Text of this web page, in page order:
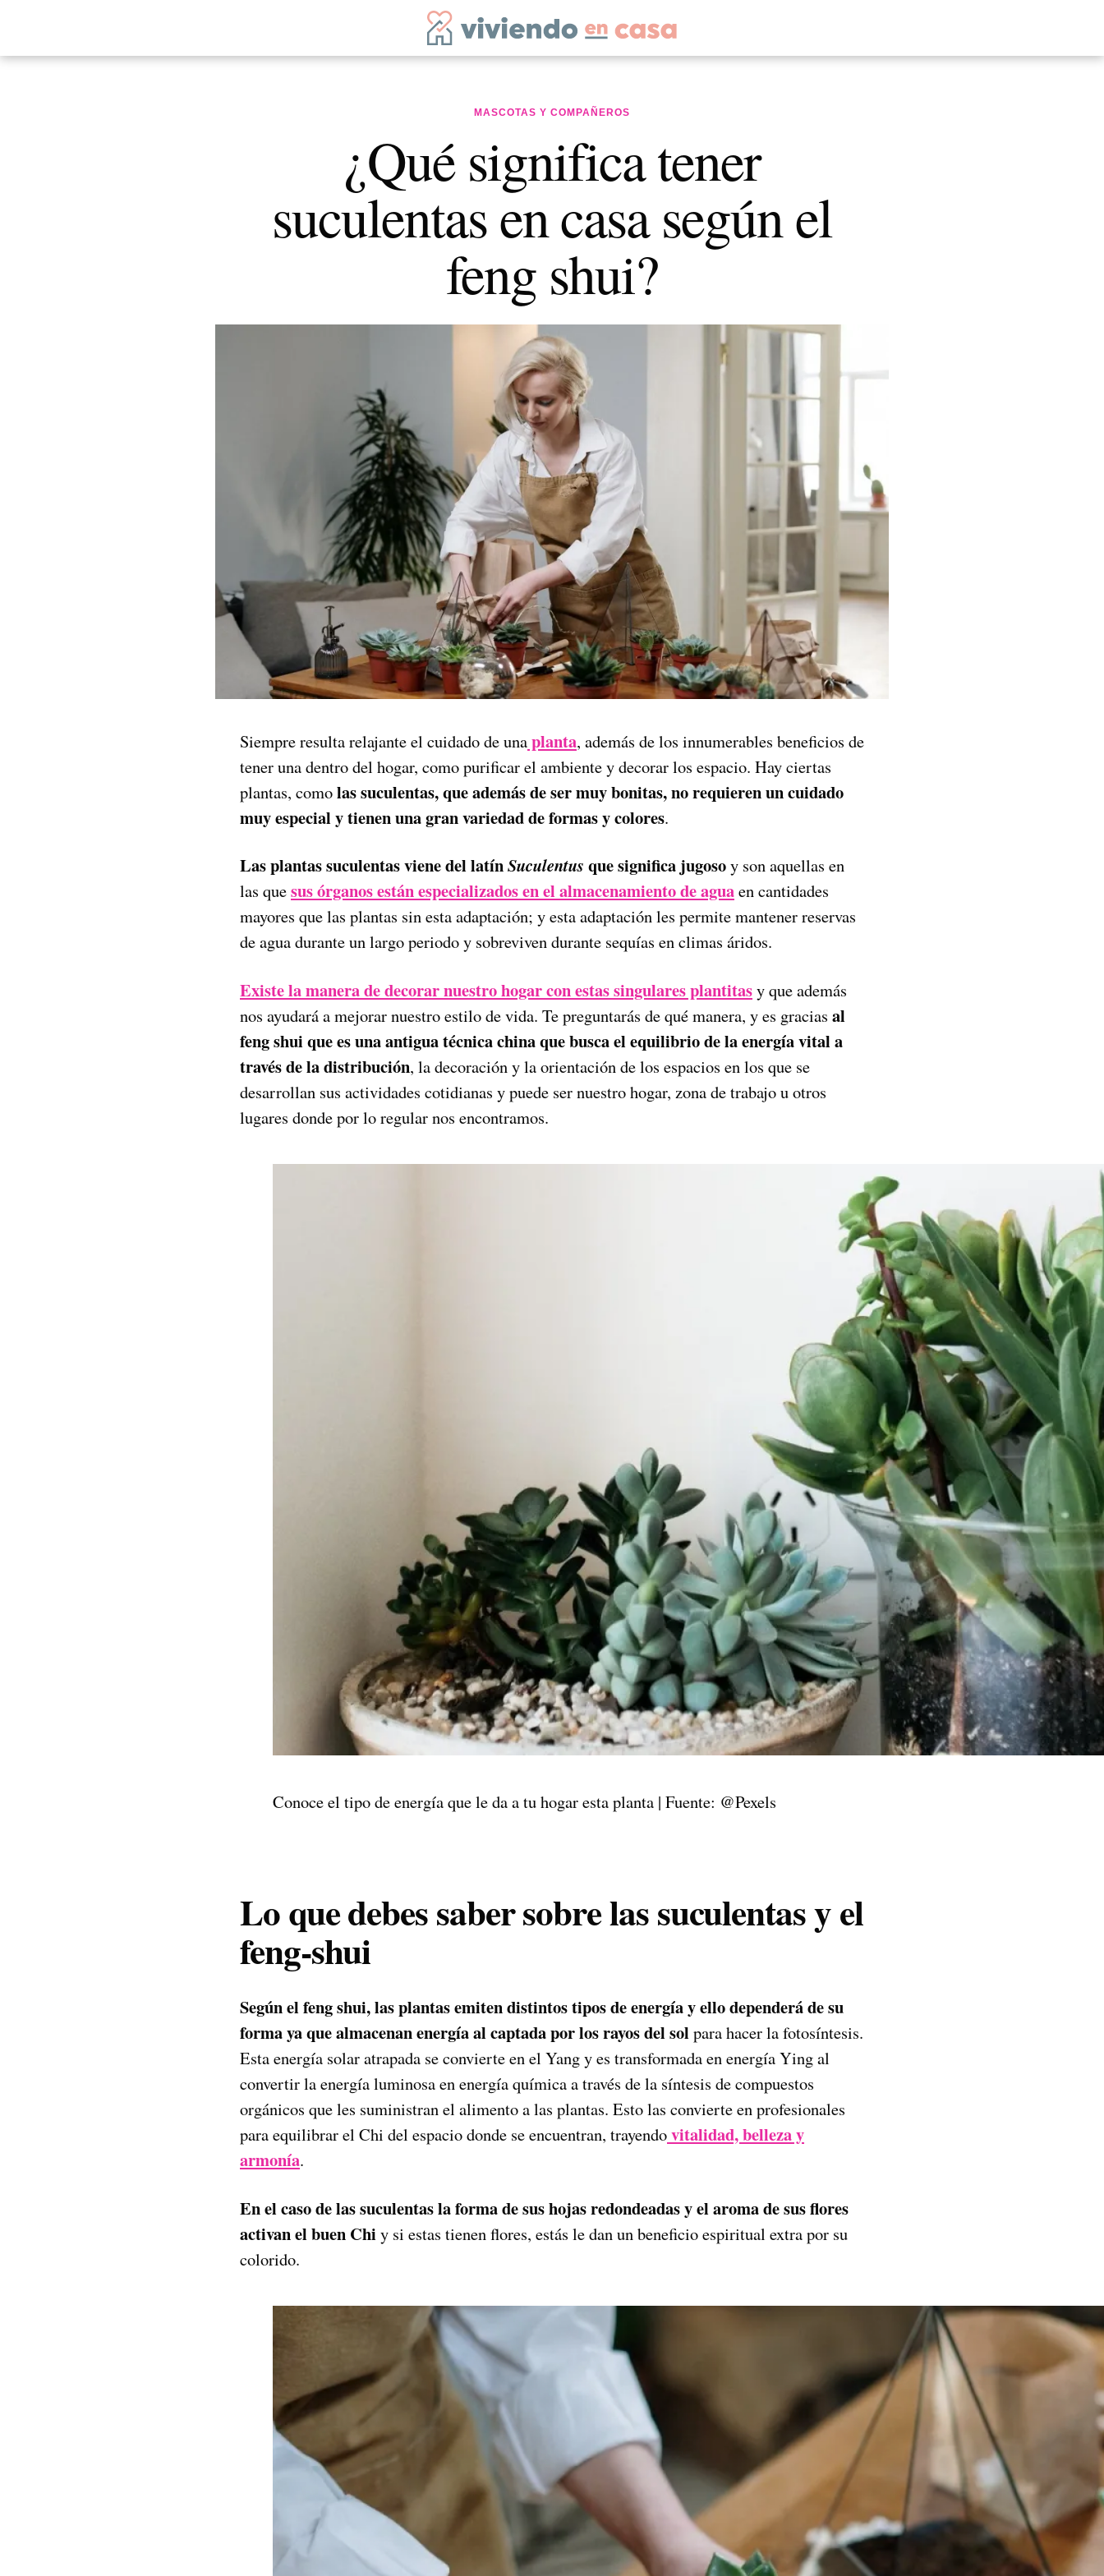
MASCOTAS Y COMPAÑEROS
¿Qué significa tener
suculentas en casa según el
feng shui?
Siempre resulta relajante el cuidado de unaplanta, además de los innumerables beneficios de
tener una dentro del hogar, como purificar el ambiente y decorar los espacio. Hay ciertas
plantas, comolas suculentas, que además de ser muy bonitas, no requieren un cuidado
muy especial y tienen una gran variedad de formas y colores.
Las plantas suculentas viene del latínSuculentus que significa jugosoy son aquellas en
las quesus órganos están especializados en el almacenamiento de aguaen cantidades
mayores que las plantas sin esta adaptación; y esta adaptación les permite mantener reservas
de agua durante un largo periodo y sobreviven durante sequías en climas áridos.
Existe la manera de decorar nuestro hogar con estas singulares plantitasy que además
nos ayudará a mejorar nuestro estilo de vida. Te preguntarás de qué manera, y es gracias al
feng shui que es una antigua técnica china que busca el equilibrio de la energía vital a
través de la distribución, la decoración y la orientación de los espacios en los que se
desarrollan sus actividades cotidianas y puede ser nuestro hogar, zona de trabajo u otros
lugares donde por lo regular nos encontramos.
Conoce el tipo de energía que le da a tu hogar esta planta | Fuente: @Pexels
Lo que debes saber sobre las suculentas y el
feng-shui
Según el feng shui, las plantas emiten distintos tipos de energía y ello dependerá de su
forma ya que almacenan energía al captada por los rayos del solpara hacer la fotosíntesis.
Esta energía solar atrapada se convierte en el Yang y es transformada en energía Ying al
convertir la energía luminosa en energía química a través de la síntesis de compuestos
orgánicos que les suministran el alimento a las plantas. Esto las convierte en profesionales
para equilibrar el Chi del espacio donde se encuentran, trayendovitalidad, belleza y
armonía.
En el caso de las suculentas la forma de sus hojas redondeadas y el aroma de sus flores
activan el buen Chiy si estas tienen flores, estás le dan un beneficio espiritual extra por su
colorido.